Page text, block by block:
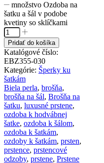
množstvo Ozdoba na
šatku a šál v podobe
kvetiny so sklíčkami
Pridať do košíka
Katalógové číslo:
EBZ355-030
Kategórie: Šperky ku
šatkám
Biela perla, brošňa,
brošňa na šál, Brošňa na
šatku, luxusné prstene,
ozdoba k hodvábnej
šatke, ozdoba k šálom,
ozdoba k šatkám,
ozdoby k šatkám, prsten,
prstence, prstencové
odzoby, prstene, Prstene